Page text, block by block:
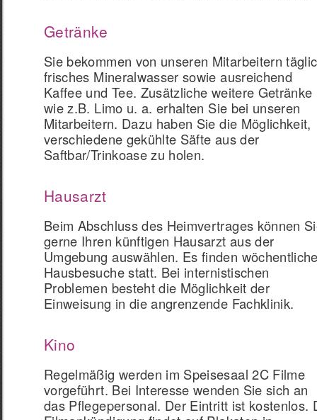
Getränke
Sie bekommen von unseren Mitarbeitern
frisches Mineralwasser sowie ausreichend
Kaffee und Tee. Zusätzliche weitere Getränke
wie z.B. Limo u. a. erhalten Sie bei unseren
Mitarbeitern. Dazu haben Sie die Möglichkeit,
verschiedene gekühlte Säfte aus der
Saftbar/Trinkoase zu holen.
Hausarzt
Beim Abschluss des Heimvertrages können
gerne Ihren künftigen Hausarzt aus der
Umgebung auswählen. Es finden
Hausbesuche statt. Bei internistischen
Problemen besteht die Möglichkeit der
Einweisung in die angrenzende Fachklinik.
Kino
Regelmäßig werden im Speisesaal 2C Filme
vorgeführt. Bei Interesse wenden Sie sich an
das Pflegepersonal. Der Eintritt ist kostenlos.